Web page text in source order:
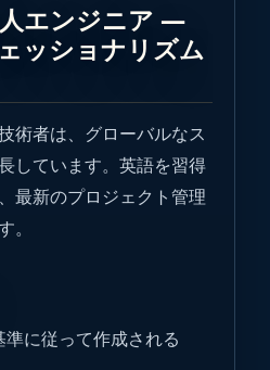
エンジニア ―
ッショナリズム
術者は、グローバルなス
しています。英語を習得
最新のプロジェクト管理
。
に従って作成される